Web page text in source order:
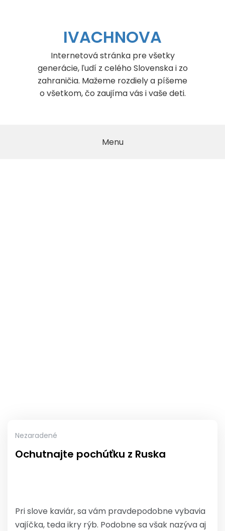
IVACHNOVA
Internetová stránka pre všetky
generácie, ľudí z celého Slovenska i zo
zahraničia. Mažeme rozdiely a píšeme
o všetkom, čo zaujíma vás i vaše deti.
Menu
Nezaradené
Ochutnajte pochúťku z Ruska
Pri slove kaviár, sa vám pravdepodobne vybavia
vajíčka, teda ikry rýb. Podobne sa však nazýva aj